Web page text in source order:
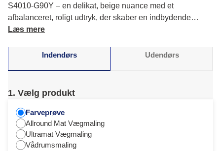
S4010-G90Y – en delikat, beige nuance med et
afbalanceret, roligt udtryk, der skaber en indbydende
stemning i din bolig. Her kan du kombinere den med blide
farvens karakter og matchende farver.
Læs mere
Indendørs Udendørs
1. Vælg produkt
Farveprøve
Allround Mat Vægmaling
Ultramat Vægmaling
Vådrumsmaling